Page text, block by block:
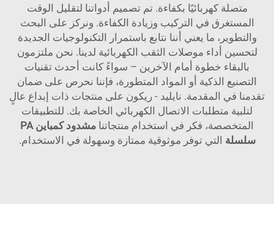
متصلة كهربائيًا بكفاءة. تم تصميم أدواتنا لتقليل الوقت
المستغرق في التركيب وزيادة الكفاءة. ونركز على البحث
والتطوير، ما يعني أننا نتابع باستمرار التكنولوجيات الجديدة
لتحسين أداء موصلات الثقب الكهربائية لدينا. نحن ملتزمون
بالبقاء خطوة أمام الآخرين – سواءً كانت أحدث تقنيات
التصنيع الذكية أو المواد المتطورة، فإننا نحرص على ضمان
تقدمنا في المقدمة. نايليد - ريكون على منتجات ذات إبداع عالٍ
لتلبية متطلبات الاتصال الكهربائي الخاصة بك. للتطبيقات
المتخصصة، فكر في استخدام منتجاتنا
مشدود كمباين PA
سلسلة التي توفر موثوقية ممتازة وسهولة في الاستخدام.